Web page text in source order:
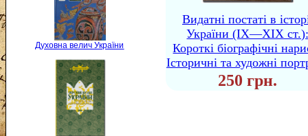
Духовна велич України
Видатні постаті в
України (IX—XIX
Короткі біографічні
Історичні та художні
250 грн.